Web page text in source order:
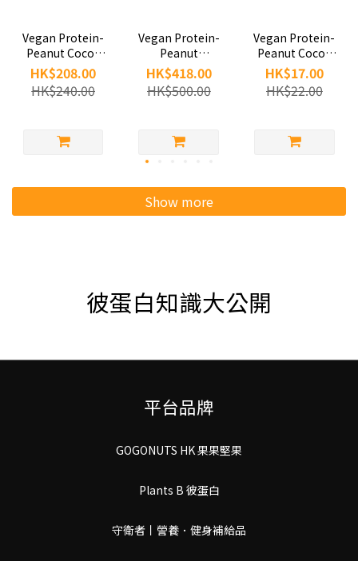
Vegan Protein-
Peanut Cocoa
500g | PlantsB
HK$208.00
HK$240.00
Vegan Protein-
Peanut
Cocoa(30packs/box)
| PlantsB
HK$418.00
HK$500.00
Vegan Protein-
Peanut Cocoa
35g | PlantsB
HK$17.00
HK$22.00
Show more
彼蛋白知識大公開
平台品牌
GOGONUTS HK 果果堅果
Plants B 彼蛋白
守衛者丨謍養．健身補給品